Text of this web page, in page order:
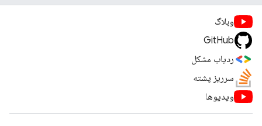
وبلاگ
GitHub
ردیاب مشکل
سرریز پشته
ویدیوها